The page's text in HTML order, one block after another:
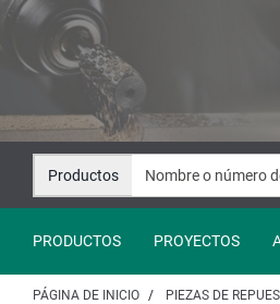
Saltar
contenido
Saltar
Productos
PRODUCTOS PROYECTOS
PÁGINA DE INICIO PIEZAS DE